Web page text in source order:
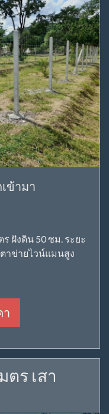
ข้ามา
ร ฝังดิน 50 ซม. ระยะ
ตาข่ายไวน์แมนสูง
า
ตร เสา